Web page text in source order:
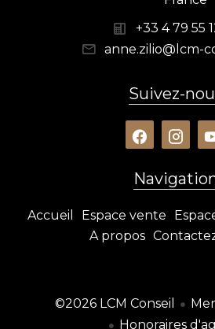
+33 4 79 55
anne.zilio@lcm-
Suivez-
Accueil Espace vente
A propos
©2026 LCM Conseil
Honoraires